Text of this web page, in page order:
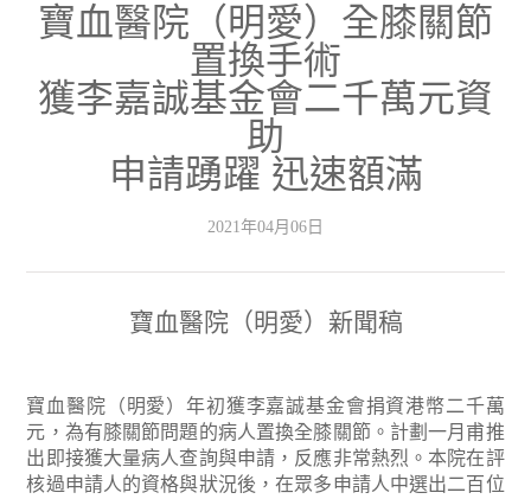
並肩同行
寶血醫院（明愛）全膝關節
置換手術
獲李嘉誠基金會二千萬元資
助
申請踴躍 迅速額滿
2021年04月06日
寶血醫院（明愛）新聞稿
寶血醫院（明愛）年初獲李嘉誠基金會捐資港幣二千萬
元，為有膝關節問題的病人置換全膝關節。計劃一月甫推
出即接獲大量病人查詢與申請，反應非常熱烈。本院在評
核過申請人的資格與狀況後，在眾多申請人中選出二百位